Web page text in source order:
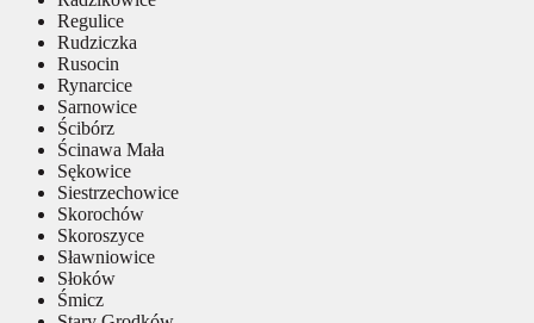
Regulice
Rudziczka
Rusocin
Rynarcice
Sarnowice
Ścibórz
Ścinawa Mała
Sękowice
Siestrzechowice
Skorochów
Skoroszyce
Sławniowice
Słoków
Śmicz